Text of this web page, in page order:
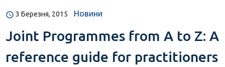
3 Березня, 2015 Новини
Joint Programmes from A to Z: A
reference guide for practitioners